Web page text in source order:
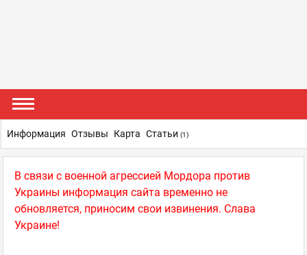
В связи с военной агрессией Мордора против
Украины информация сайта временно не
обновляется, приносим свои извинения. Слава
Украине!
Информация Отзывы Карта Статьи (1)